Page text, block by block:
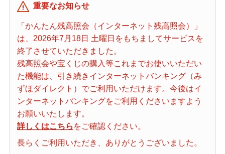
宝くじ商品一覧
初めての方へ
みずほ銀行店舗・ATM
重要なお知らせ
「かんたん残高照会（インターネット残高照会）」
は、2026年7月18日 土曜日をもちましてサービスを
終了させていただきました。
残高照会や宝くじの購入等これまでお使いいただい
た機能は、引き続きインターネットバンキング（み
ずほダイレクト）でご利用いただけます。今後はイ
ンターネットバンキングをご利用くださいますよう
お願いいたします。
詳しくはこちら をご確認ください。
長らくご利用いただき、ありがとうございました。